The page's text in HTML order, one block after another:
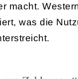
macht.
was die